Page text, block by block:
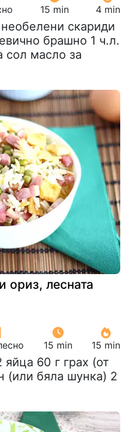
15 min 4 min
скариди
брашно 1 ч.л.
сол масло за
ориз, лесната
15 min 15 min
яйца 60 г грах (от
(или бяла шунка) 2